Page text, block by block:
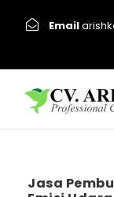
Email
Jasa